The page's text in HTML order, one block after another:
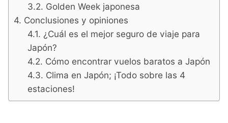
Golden Week japonesa
Conclusiones y opiniones
¿Cuál es el mejor seguro de viaje para
Japón?
Cómo encontrar vuelos baratos a Japón
Clima en Japón; ¡Todo sobre las 4
estaciones!